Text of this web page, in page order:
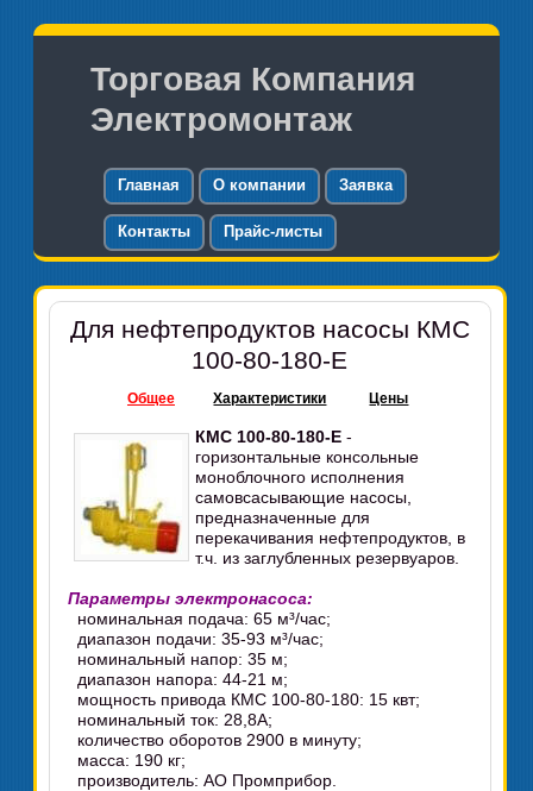
Торговая Компания
Электромонтаж
Главная О компании Заявка
Контакты Прайс-листы
Для нефтепродуктов насосы КМС
100-80-180-Е
Общее Характеристики Цены
КМС 100-80-180-Е -
горизонтальные консольные
моноблочного исполнения
самовсасывающие насосы,
предназначенные для
перекачивания нефтепродуктов, в
т.ч. из заглубленных резервуаров.
Параметры электронасоса:
номинальная подача: 65 м³/час;
диапазон подачи: 35-93 м³/час;
номинальный напор: 35 м;
диапазон напора: 44-21 м;
мощность привода КМС 100-80-180: 15 квт;
номинальный ток: 28,8А;
количество оборотов 2900 в минуту;
масса: 190 кг;
производитель: АО Промприбор.